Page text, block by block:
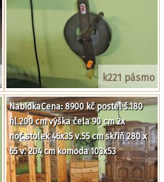
k221 pásmo
NabídkaCena: 8900 kč postel š.180
hl.200 cm výška čela 90 cm 2x
noč.stolek 46x35 v.55 cm skříň 280 x
65 v. 204 cm komoda 103x53